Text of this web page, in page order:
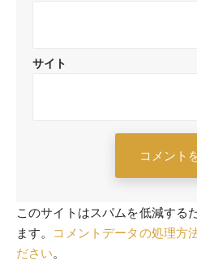
サイト
このサイトはスパムを低減す
ます。 コメントデータの処理方
ださい。